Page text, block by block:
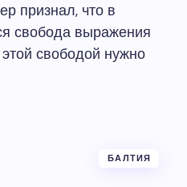
признал, что в
свобода выражения
свободой нужно
БАЛТИЯ